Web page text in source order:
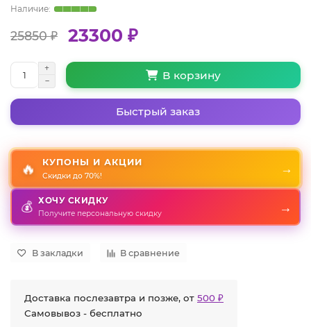
25850 ₽ 23300 ₽
В корзину
Быстрый заказ
🔥 КУПОНЫ И АКЦИИ
Скидки до 70%!
→
💰 ХОЧУ СКИДКУ
Получите персональную скидку →
В закладки В сравнение
Доставка послезавтра и позже, от 500 ₽
Самовывоз - бесплатно